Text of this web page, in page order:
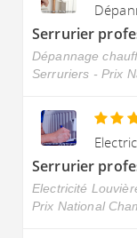
Serrurier
Dépannage
Serruriers - Prix
Serrurier
Electricité
Prix National